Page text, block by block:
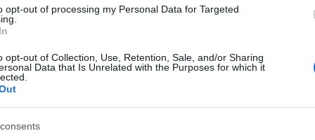
opt-out of processing my Personal Data for Targeted
opt-out of Collection, Use, Retention, Sale, and/or Sharing
Data that Is Unrelated with the Purposes for which it